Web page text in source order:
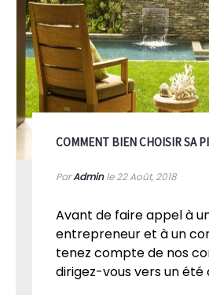
COMMENT BIEN CHOISIR SA
ParAdminle 22Août, 2018
Avant de faire appel à
entrepreneur et à un
tenez compte de nos
dirigez-vous vers un été